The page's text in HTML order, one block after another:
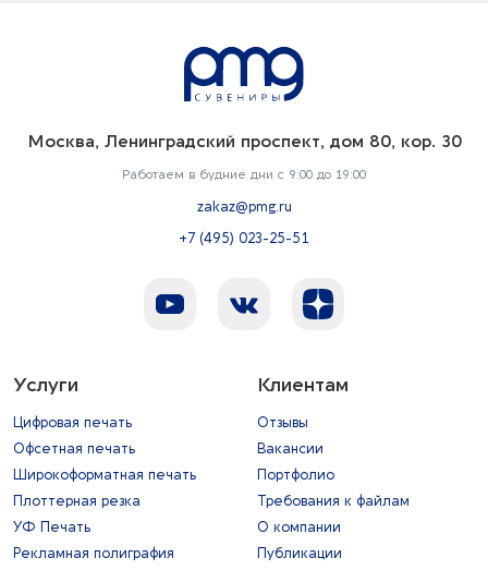
Москва, Ленинградский проспект, дом 80, кор. 30
Работаем в будние дни с 9:00 до 19:00
zakaz@pmg.ru
+7 (495) 023-25-51
Услуги
Цифровая печать
Офсетная печать
Широкоформатная печать
Плоттерная резка
УФ Печать
Рекламная полиграфия
Клиентам
Отзывы
Вакансии
Портфолио
Требования к файлам
О компании
Публикации